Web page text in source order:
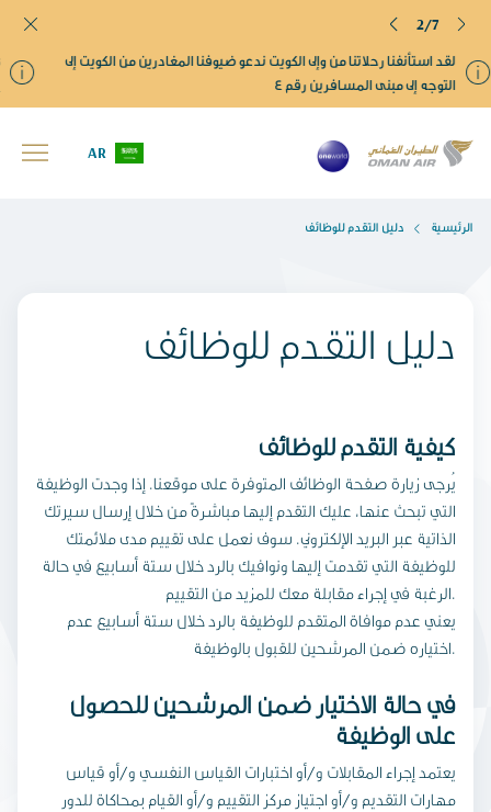
لقد استأنفنا رحلاتنا من وإلى الكويت ندعو ضيوفنا المغادرين من الكويت إلى
التوجه إلى مبنى المسافرين رقم ٤
2/7
AR
الرئيسية دليل التقدم للوظائف
دليل التقدم للوظائف
كيفية التقدم للوظائف
يُرجى زيارة صفحة الوظائف المتوفرة على موقعنا. إذا وجدت الوظيفة
التي تبحث عنها، عليك التقدم إليها مباشرةً من خلال إرسال سيرتك
الذاتية عبر البريد الإلكتروني. سوف نعمل على تقييم مدى ملائمتك
للوظيفة التي تقدمت إليها ونوافيك بالرد خلال ستة أسابيع في حالة
الرغبة في إجراء مقابلة معك للمزيد من التقييم.
يعني عدم موافاة المتقدم للوظيفة بالرد خلال ستة أسابيع عدم
اختياره ضمن المرشحين للقبول بالوظيفة.
في حالة الاختيار ضمن المرشحين للحصول
على الوظيفة
يعتمد إجراء المقابلات و/أو اختبارات القياس النفسي و/أو قياس
مهارات التقديم و/أو اجتياز مركز التقييم و/أو القيام بمحاكاة للدور